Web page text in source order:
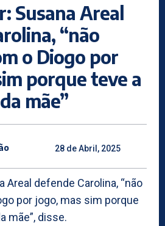
Susana Areal
“não
o Diogo por
porque teve a
mãe”
28 de Abril, 2025
Areal defende Carolina, “não
por jogo, mas sim porque
mãe”, disse.